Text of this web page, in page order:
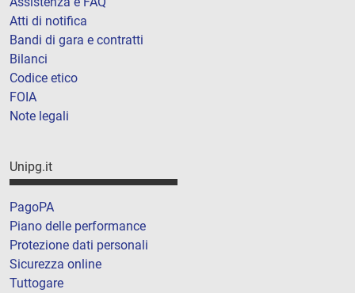
Atti di notifica
Bandi di gara e contratti
Bilanci
Codice etico
FOIA
Note legali
Unipg.it
PagoPA
Piano delle performance
Protezione dati personali
Sicurezza online
Tuttogare